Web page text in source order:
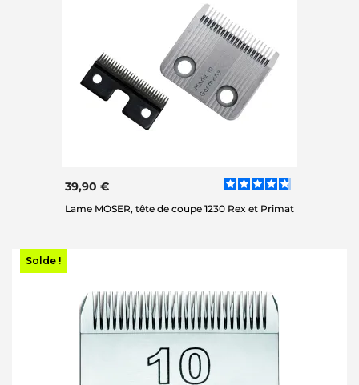
39,90 €
Lame MOSER, tête de coupe 1230 Rex et Primat
Solde !